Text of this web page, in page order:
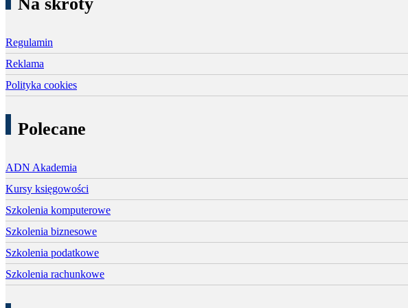
Regulamin
Reklama
Polityka cookies
Polecane
ADN Akademia
Kursy księgowości
Szkolenia komputerowe
Szkolenia biznesowe
Szkolenia podatkowe
Szkolenia rachunkowe